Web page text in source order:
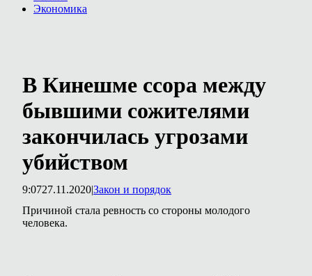
Экономика
В Кинешме ссора между
бывшими сожителями
закончилась угрозами
убийством
9:0727.11.2020|Закон и порядок
Причиной стала ревность со стороны молодого
человека.